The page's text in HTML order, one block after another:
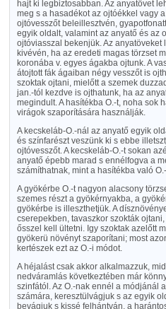
hajt ki legbiztosabban. Az anyatövet
meg s a hasadékot az ojtóékkel vagy
ojtóvesszőt beleillesztvén,
egyik oldalt, valamint az anyatő és az
ojtóviasszal bekenjük. Az
kivévén, ha az eredeti magas törzset
koronába v. egyes ágakba ojtunk. A
átojtott fák ágaiban négy vesszőt is
szoktak ojtani, mielőtt a szemek
jan.-tól kezdve is ojthatunk, ha az
megindult. A hasítékba O.-t, noha sok
virágok szaporítására használják.
A kecskeláb-O.-nál az anyatő egyik
és színfarészt veszünk ki s ebbe
ojtóvesszőt. A kecskeláb-O.-t sokan
anyatő épebb marad s ennélfogva a
számíthatnak, mint a hasítékba való
A gyökérbe O.-t nagyon alacsony
szemes részt a gyökérnyakba, a
gyökérbe is illeszthetjük. A
cserepekben, tavaszkor szokták
ősszel kell ültetni. Igy szoktak azelőtt
gyökerü növényt szaporítani; most
kertészek ezt az O.-i módot.
A héjalást csak akkor alkalmazzuk,
nedváramlás következtében már
szinfától. Az O.-nak ennél a módjánál
számára, keresztülvágjuk s az egyik
bevágjuk s kissé felhántván, a